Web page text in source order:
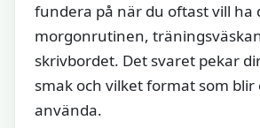
fundera på när du oftast vill ha
morgonrutinen,
skrivbordet. Det svaret pekar
smak och vilket format som
använda.